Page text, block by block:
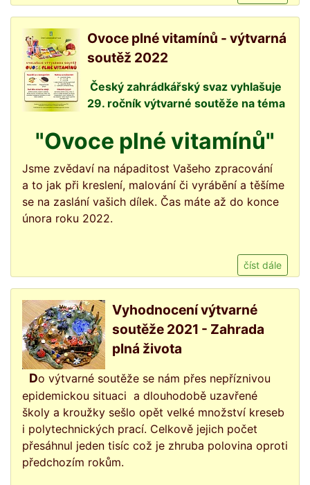
Ovoce plné vitamínů - výtvarná
soutěž 2022
Český zahrádkářský svaz vyhlašuje
29. ročník výtvarné soutěže na téma
"Ovoce plné vitamínů"
Jsme zvědaví na nápaditost Vašeho zpracování
a to jak při kreslení, malování či vyrábění a těšíme
se na zaslání vašich dílek. Čas máte až do konce
února roku 2022.
číst dále
Vyhodnocení výtvarné
soutěže 2021 - Zahrada
plná života
Do výtvarné soutěže se nám přes nepříznivou
epidemickou situaci a dlouhodobě uzavřené
školy a kroužky sešlo opět velké množství kreseb
i polytechnických prací. Celkově jejich počet
přesáhnul jeden tisíc což je zhruba polovina oproti
předchozím rokům.